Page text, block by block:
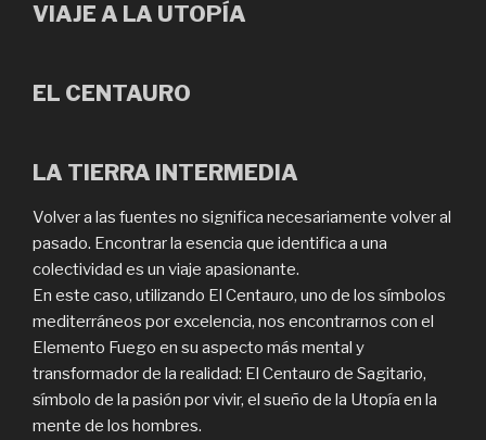
VIAJE A LA UTOPÍA
EL CENTAURO
LA TIERRA INTERMEDIA
Volver a las fuentes no significa necesariamente volver al
pasado. Encontrar la esencia que identifica a una
colectividad es un viaje apasionante.
En este caso, utilizando El Centauro, uno de los símbolos
mediterráneos por excelencia, nos encontrarnos con el
Elemento Fuego en su aspecto más mental y
transformador de la realidad: El Centauro de Sagitario,
símbolo de la pasión por vivir, el sueño de la Utopía en la
mente de los hombres.